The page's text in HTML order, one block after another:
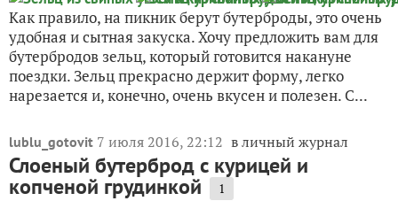
Как правило, на пикник берут бутерброды, это очень
удобная и сытная закуска. Хочу предложить вам для
бутербродов зельц, который готовится накануне
поездки. Зельц прекрасно держит форму, легко
нарезается и, конечно, очень вкусен и полезен. С...
lublu_gotovit 7 июля 2016, 22:12 в личный журнал
Слоеный бутерброд с курицей и
копченой грудинкой 1